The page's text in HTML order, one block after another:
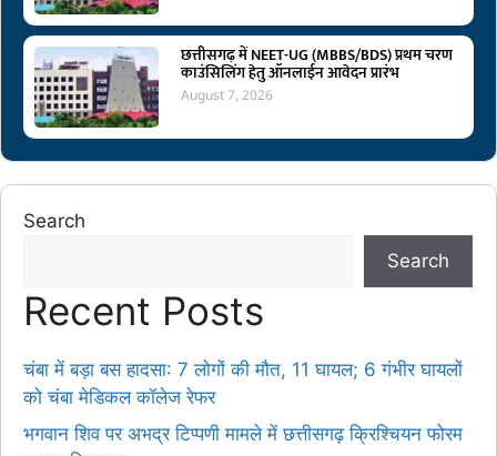
छत्तीसगढ़ में NEET-UG (MBBS/BDS) प्रथम चरण
काउंसिलिंग हेतु ऑनलाईन आवेदन प्रारंभ
August 7, 2026
Search
Search
Recent Posts
चंबा में बड़ा बस हादसा: 7 लोगों की मौत, 11 घायल; 6 गंभीर घायलों
को चंबा मेडिकल कॉलेज रेफर
भगवान शिव पर अभद्र टिप्पणी मामले में छत्तीसगढ़ क्रिश्चियन फोरम